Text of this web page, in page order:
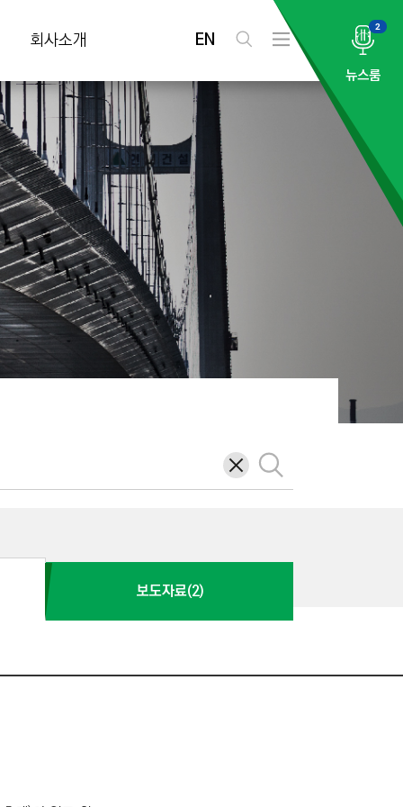
회사소개 EN
검
전
메
2
뉴스룸
삭
제
검
색
보도자료(2)